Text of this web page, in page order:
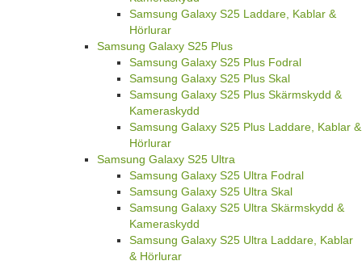
Samsung Galaxy S25 Laddare, Kablar &
Hörlurar
Samsung Galaxy S25 Plus
Samsung Galaxy S25 Plus Fodral
Samsung Galaxy S25 Plus Skal
Samsung Galaxy S25 Plus Skärmskydd &
Kameraskydd
Samsung Galaxy S25 Plus Laddare, Kablar &
Hörlurar
Samsung Galaxy S25 Ultra
Samsung Galaxy S25 Ultra Fodral
Samsung Galaxy S25 Ultra Skal
Samsung Galaxy S25 Ultra Skärmskydd &
Kameraskydd
Samsung Galaxy S25 Ultra Laddare, Kablar
& Hörlurar